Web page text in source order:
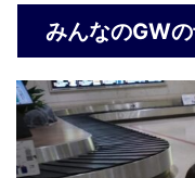
みんなのGW